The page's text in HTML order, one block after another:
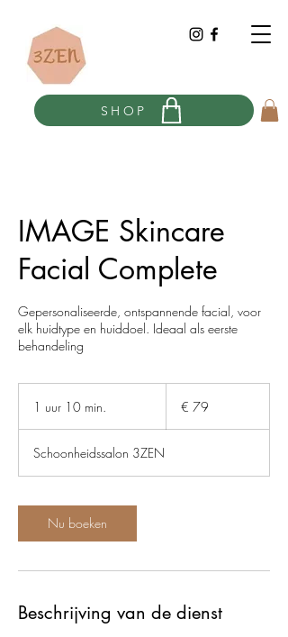
SHOP
IMAGE Skincare
Facial Complete
Gepersonaliseerde, ontspannende facial, voor
elk huidtype en huiddoel. Ideaal als eerste
behandeling
1 uur 10 min.
1
0
i
.
€ 79
Schoonheidssalon 3ZEN
Nu boeken
Beschrijving van de dienst